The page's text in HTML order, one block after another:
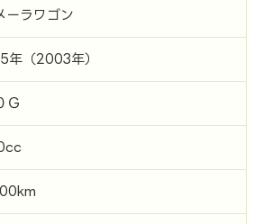
ーラワゴン
年（2003年）
Ｇ